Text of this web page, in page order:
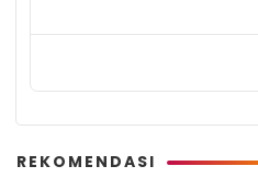
REKOMENDASI